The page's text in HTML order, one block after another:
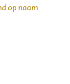
op naam